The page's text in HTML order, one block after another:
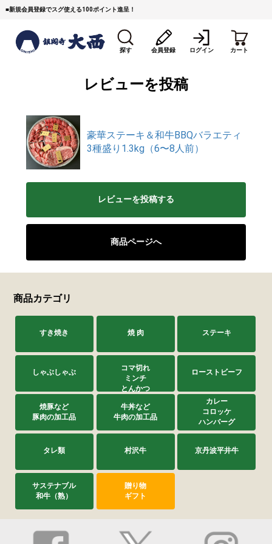
■新規会員登録でスグ使える100ポイント進呈！
探す
すき焼き
コマ切れミンチ
焼豚など（豚肉の加工
カレー・コロッケ・ハン
サステナブル・和牛
会員登録 ログイン カート
レビューを投稿
豪華ステーキ＆和牛BBQバラエティ
3種盛り1.3kg（6〜8人前）
レビューを投稿する
商品ページへ
商品カテゴリ
すき焼き 焼 肉 ステーキ
しゃぶしゃぶ
コマ切れ
ミンチ
とんかつ
ローストビーフ
焼豚など
豚肉の加工品
牛丼など
牛肉の加工品
カレー
コロッケ
ハンバーグ
タレ類 村沢牛 京丹波平井牛
サステナブル
和牛（熟）
贈り物
ギフト